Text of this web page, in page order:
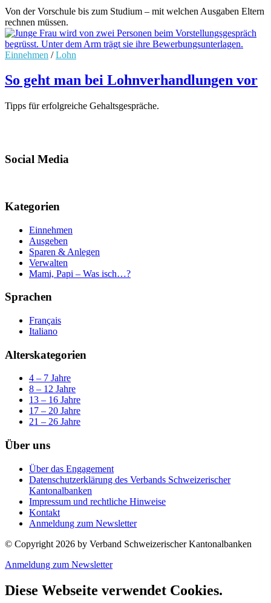
Von der Vorschule bis zum Studium – mit welchen Ausgaben Eltern
rechnen müssen.
Einnehmen /Lohn
So geht man bei Lohnverhandlungen vor
Tipps für erfolgreiche Gehaltsgespräche.
Social Media
Kategorien
Einnehmen
Ausgeben
Sparen & Anlegen
Verwalten
Mami, Papi – Was isch…?
Sprachen
Français
Italiano
Alterskategorien
4 – 7 Jahre
8 – 12 Jahre
13 – 16 Jahre
17 – 20 Jahre
21 – 26 Jahre
Über uns
Über das Engagement
Datenschutzerklärung des Verbands Schweizerischer
Kantonalbanken
Impressum und rechtliche Hinweise
Kontakt
Anmeldung zum Newsletter
© Copyright 2026 by Verband Schweizerischer Kantonalbanken
Anmeldung zum Newsletter
Diese Webseite verwendet Cookies.